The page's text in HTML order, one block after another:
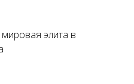
элита в